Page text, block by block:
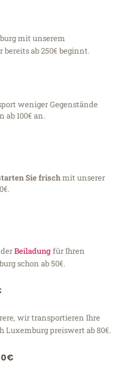
mit unserem
bereits ab 250€ beginnt.
weniger Gegenstände
ab 100€ an.
Sie frischmit unserer
derBeiladungfür Ihren
schon ab 50€.
wir transportieren Ihre
Luxemburg preiswert ab 80€.